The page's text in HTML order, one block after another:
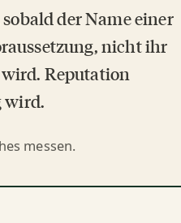
der Name einer
nicht ihr
wird. Reputation
wird.
messen.